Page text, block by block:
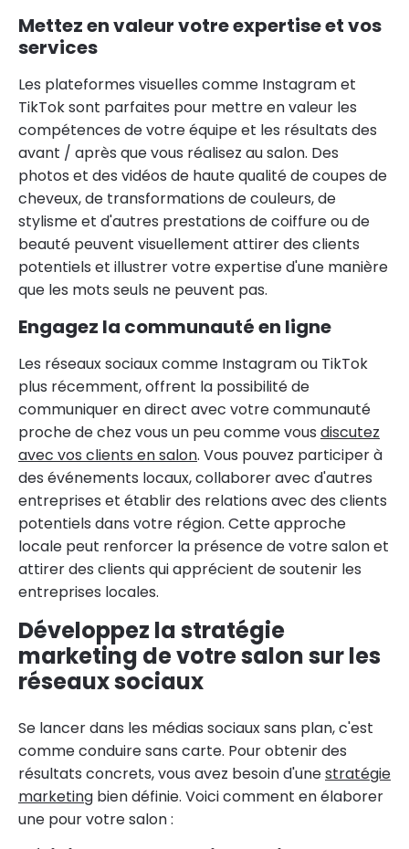
Mettez en valeur votre expertise et vos
services
Les plateformes visuelles comme Instagram et
TikTok sont parfaites pour mettre en valeur les
compétences de votre équipe et les résultats des
avant / après que vous réalisez au salon. Des
photos et des vidéos de haute qualité de coupes de
cheveux, de transformations de couleurs, de
stylisme et d'autres prestations de coiffure ou de
beauté peuvent visuellement attirer des clients
potentiels et illustrer votre expertise d'une manière
que les mots seuls ne peuvent pas.
Engagez la communauté en ligne
Les réseaux sociaux comme Instagram ou TikTok
plus récemment, offrent la possibilité de
communiquer en direct avec votre communauté
proche de chez vous un peu comme vous discutez
avec vos clients en salon. Vous pouvez participer à
des événements locaux, collaborer avec d'autres
entreprises et établir des relations avec des clients
potentiels dans votre région. Cette approche
locale peut renforcer la présence de votre salon et
attirer des clients qui apprécient de soutenir les
entreprises locales.
Développez la stratégie
marketing de votre salon sur les
réseaux sociaux
Se lancer dans les médias sociaux sans plan, c'est
comme conduire sans carte. Pour obtenir des
résultats concrets, vous avez besoin d'unestratégie
marketing bien définie. Voici comment en élaborer
une pour votre salon :